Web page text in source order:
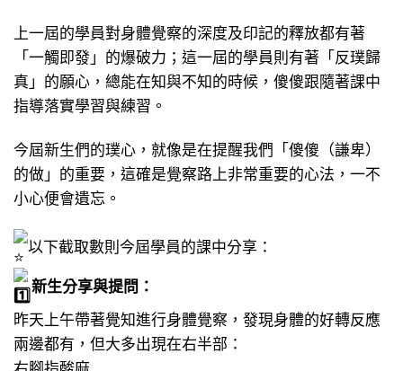
上一屆的學員對身體覺察的深度及印記的釋放都有著
「一觸即發」的爆破力；這一屆的學員則有著「反璞歸
真」的願心，總能在知與不知的時候，傻傻跟隨著課中
指導落實學習與練習。
今屆新生們的璞心，就像是在提醒我們「傻傻（謙卑）
的做」的重要，這確是覺察路上非常重要的心法，一不
小心便會遺忘。
以下截取數則今屆學員的課中分享：
新生分享與提問：
昨天上午帶著覺知進行身體覺察，發現身體的好轉反應
兩邊都有，但大多出現在右半部：